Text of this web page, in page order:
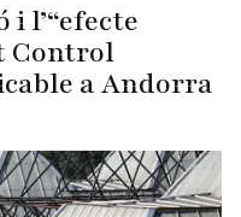
i l’“efecte
Control
a Andorra